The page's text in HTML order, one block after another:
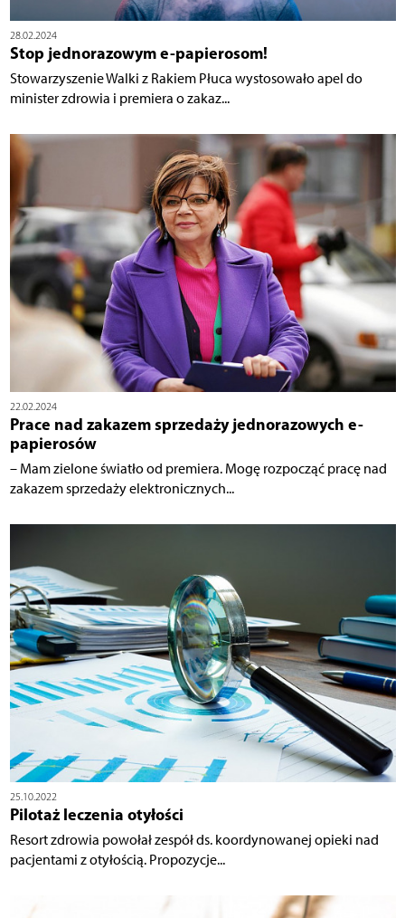
28.02.2024
Stop jednorazowym e-papierosom!
Stowarzyszenie Walki z Rakiem Płuca wystosowało apel do
minister zdrowia i premiera o zakaz...
22.02.2024
Prace nad zakazem sprzedaży jednorazowych e-
papierosów
– Mam zielone światło od premiera. Mogę rozpocząć pracę nad
zakazem sprzedaży elektronicznych...
25.10.2022
Pilotaż leczenia otyłości
Resort zdrowia powołał zespół ds. koordynowanej opieki nad
pacjentami z otyłością. Propozycje...